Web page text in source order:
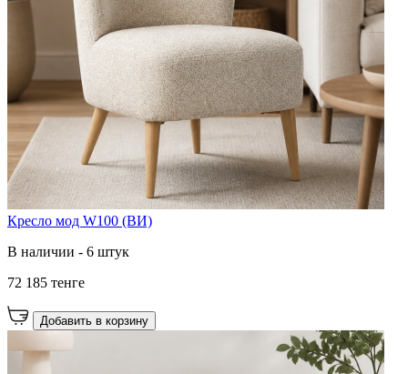
Кресло мод W100 (ВИ)
В наличии - 6 штук
72 185 тенге
Добавить в корзину